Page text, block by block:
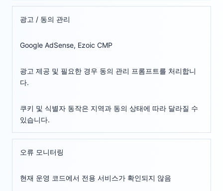
광고 / 동의 관리
Google AdSense, Ezoic CMP
광고 제공 및 필요한 경우 동의 관리 프롬프트를 처리합니
다.
쿠키 및 식별자 동작은 지역과 동의 상태에 따라 달라질 수
있습니다.
오류 모니터링
현재 운영 코드에서 전용 서비스가 확인되지 않음